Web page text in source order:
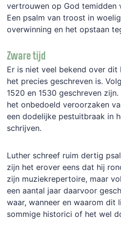
vertrouwen op God temidden
Een psalm van troost in
overwinning en het opstaan
Zware tijd
Er is niet veel bekend over
het precies geschreven is.
1520 en 1530 geschreven
het onbedoeld veroorzaken
een dodelijke pestuitbraak in
schrijven.
Luther schreef ruim dertig
zijn het erover eens dat hij
zijn muziekrepertoire, maar
een aantal jaar daarvoor
waar, wanneer en waarom dit
sommige historici of het wel